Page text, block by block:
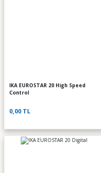
IKA EUROSTAR 20 High Speed
Control
0,00 TL